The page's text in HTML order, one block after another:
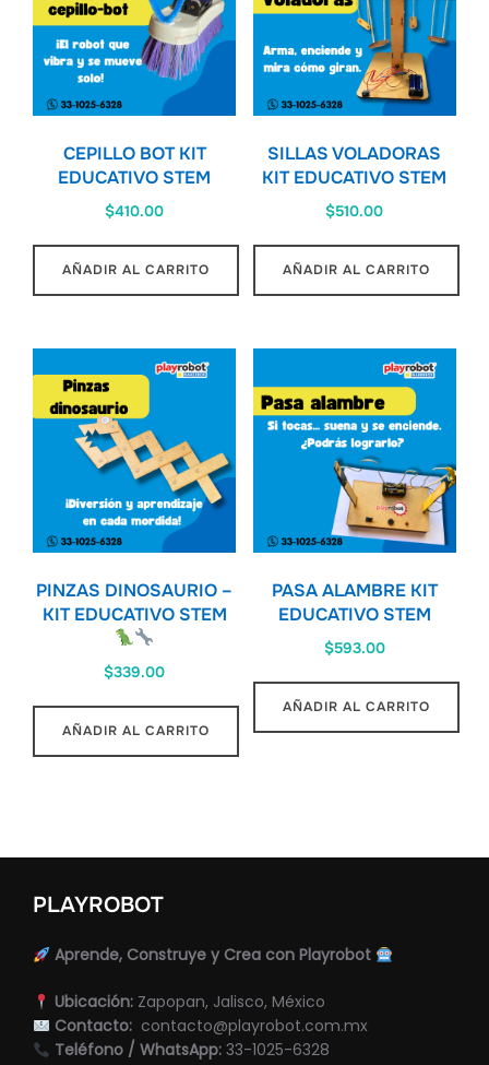
CEPILLO BOT KIT
EDUCATIVO STEM
$410.00
AÑADIR AL CARRITO
SILLAS VOLADORAS
KIT EDUCATIVO STEM
$510.00
AÑADIR AL CARRITO
PINZAS DINOSAURIO –
KIT EDUCATIVO STEM
$339.00
AÑADIR AL CARRITO
PASA ALAMBRE KIT
EDUCATIVO STEM
$593.00
AÑADIR AL CARRITO
PLAYROBOT
Aprende, Construye y Crea con Playrobot
Ubicación:Zapopan, Jalisco, México
Contacto:contacto@playrobot.com.mx
Teléfono / WhatsApp:33-1025-6328